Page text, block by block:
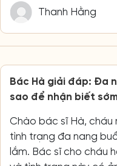
Thanh Hằng
Bác Hà giải đáp: Đa
sao để nhận biết
Chào bác sĩ Hà, cháu
tình trạng đa nang
lắm. Bác sĩ cho cháu